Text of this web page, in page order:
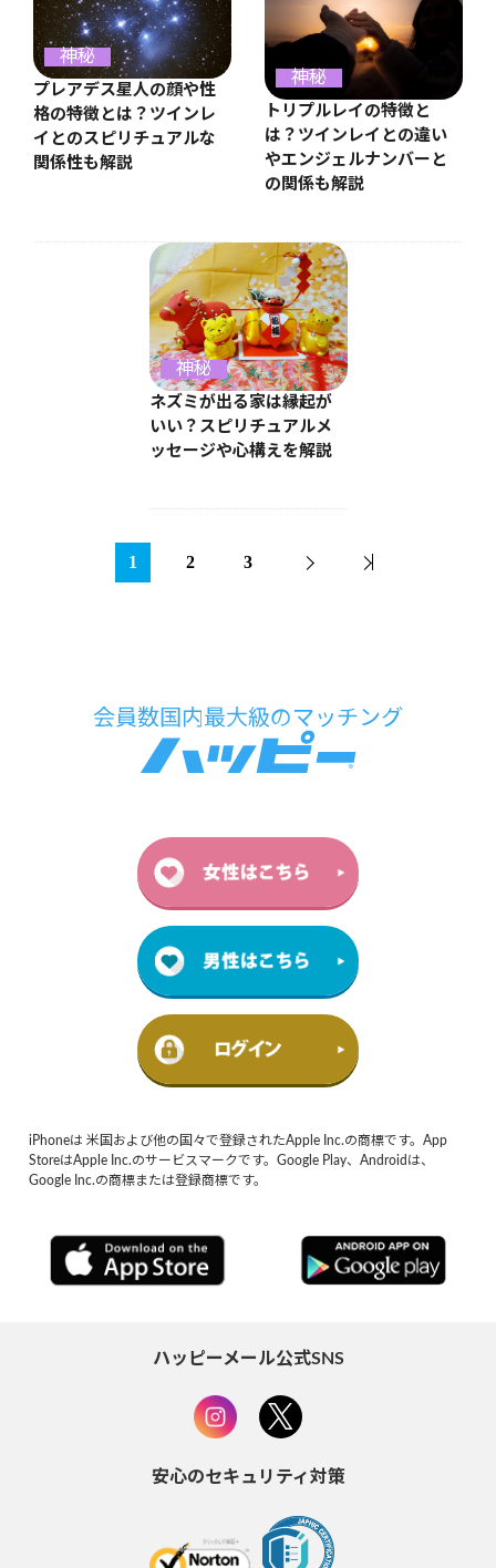
神秘
プレアデス星人の顔や性
格の特徴とは？ツインレ
イとのスピリチュアルな
関係性も解説
神秘
トリプルレイの特徴と
は？ツインレイとの違い
やエンジェルナンバーと
の関係も解説
神秘
ネズミが出る家は縁起が
いい？スピリチュアルメ
ッセージや心構えを解説
1 2 3
iPhoneは 米国および他の国々で登録されたApple Inc.の商標です。App
StoreはApple Inc.のサービスマークです。Google Play、Androidは、
Google Inc.の商標または登録商標です。
ハッピーメール公式SNS
安心のセキュリティ対策